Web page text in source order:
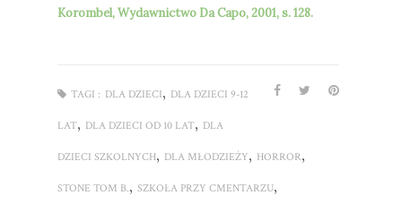
Korombel, Wydawnictwo Da Capo, 2001, s. 128.
TAGI : DLA DZIECI, DLA DZIECI 9-12
LAT, DLA DZIECI OD 10 LAT, DLA
DZIECI SZKOLNYCH, DLA MŁODZIEŻY, HORROR,
STONE TOM B., SZKOŁA PRZY CMENTARZU,